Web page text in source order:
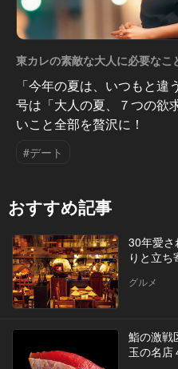
東カレの素敵な大人に必要なこ
「今年の夏は、いつもと違
号は「大人の夏、７つの欲
いこと全部を贅沢に！
#デート
おすすめ記事
30年愛さ
りと立
グルメ
鮨の激戦
玉の名店